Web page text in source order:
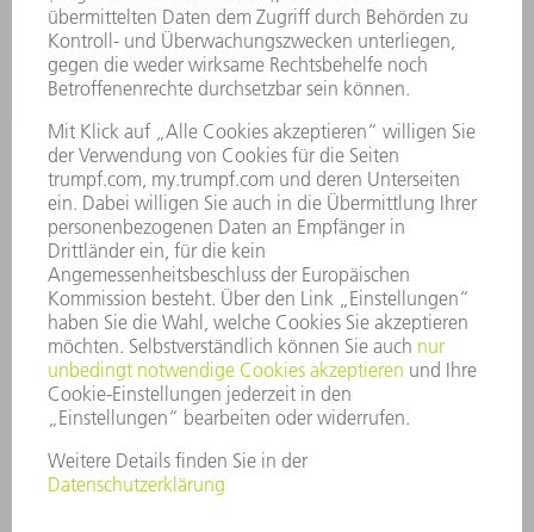
UNTERNEHMEN
KARRIERE
STELLENANGEBOTE
UNTERNEHMENSPROFIL
GESCHÄFTSBERICHT
UNTERNEHMENSGRUNDSÄTZE
COMPLIANCE
HINWEISGEBERSYSTEM
SECURITY
PRESSEMITTEILUNGEN
MAGAZINE
LIEFERANTEN
NACHHALTIGKEIT
UMWELT & KLIMA
SOZIALES & GESELLSCHAFT
UNTERNEHMENSFÜHRUNG